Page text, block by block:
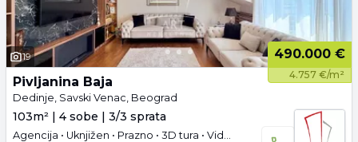
19 490.000 €
4.757 €/m²
Pivljanina Baja
Dedinje, Savski Venac, Beograd
103m² | 4 sobe | 3/3 sprata
Agencija • Uknjižen • Prazno • 3D tura • Video